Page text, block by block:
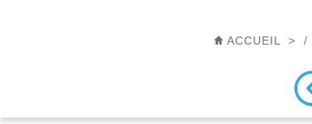
ACCUEIL > /